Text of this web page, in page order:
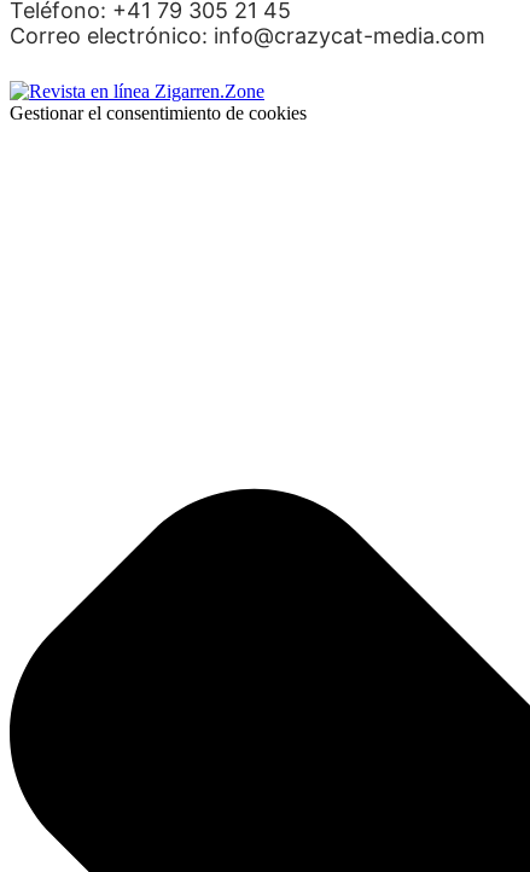
Teléfono: +41 79 305 21 45
Correo electrónico: info@crazycat-media.com
Gestionar el consentimiento de cookies